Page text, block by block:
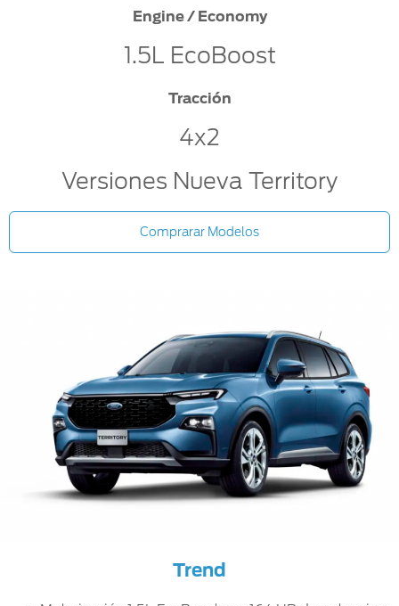
Engine / Economy
1.5L EcoBoost
Tracción
4x2
Versiones Nueva Territory
Comprarar Modelos
Trend